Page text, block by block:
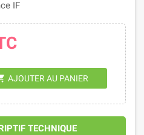
IF
AJOUTER AU PANIER
TECHNIQUE